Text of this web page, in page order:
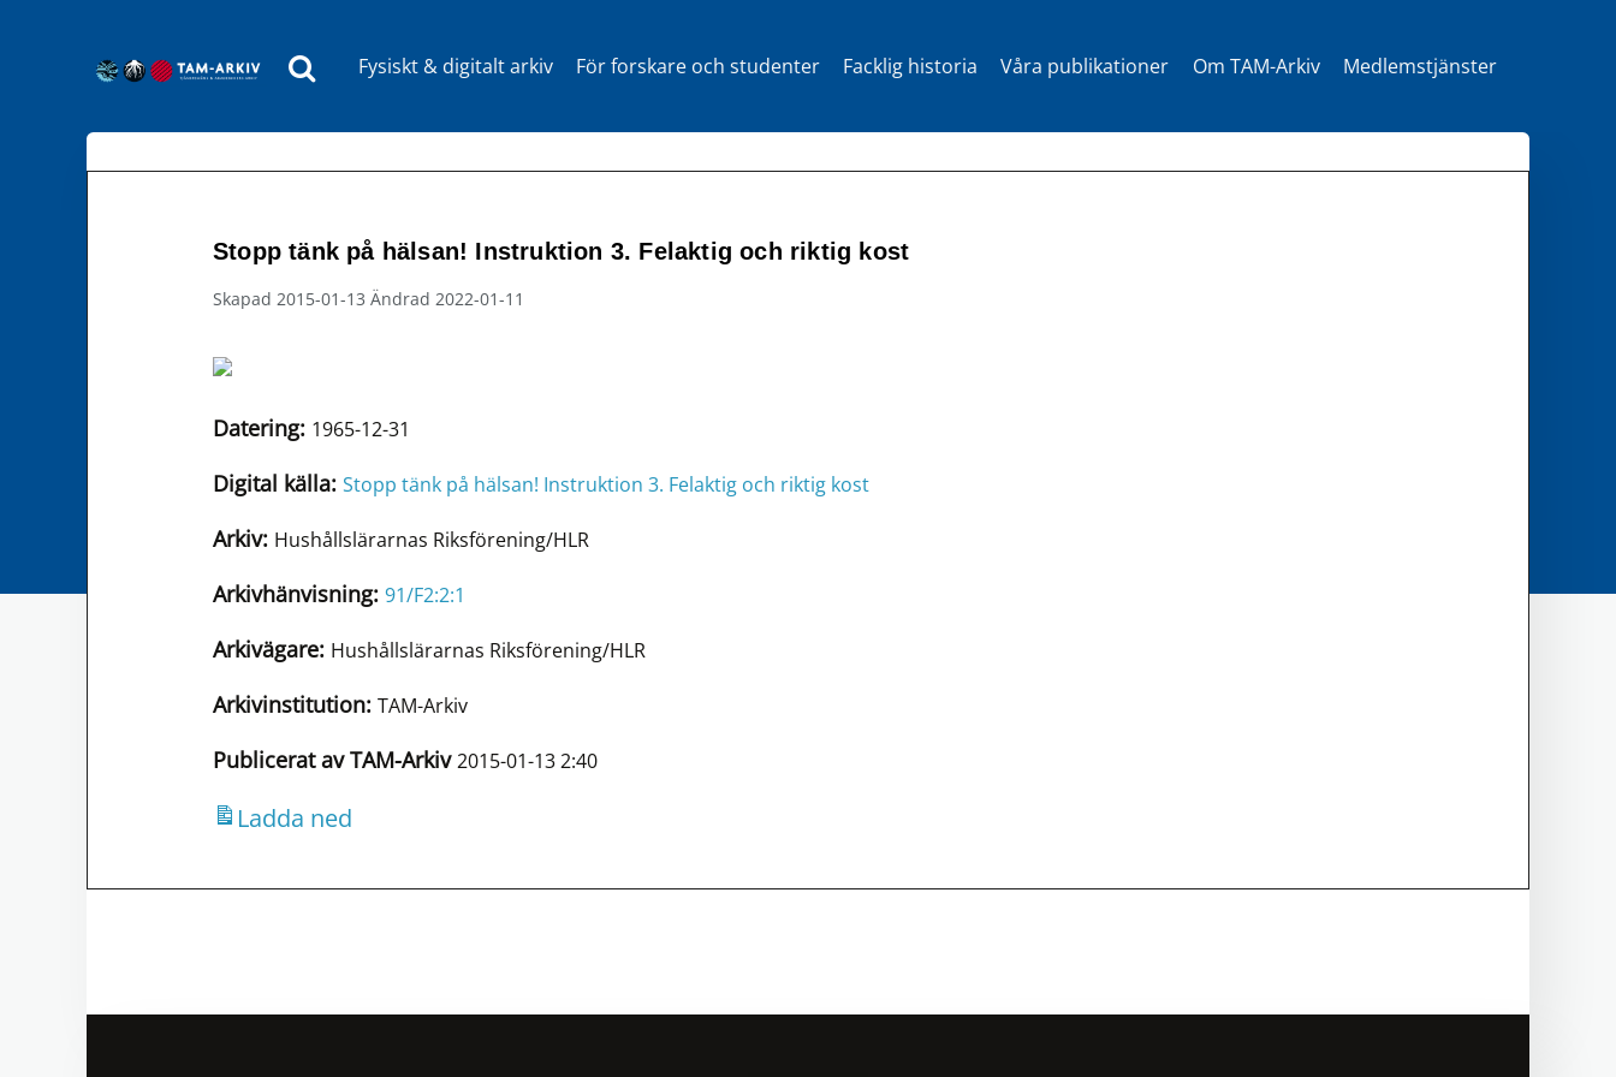
Huvudnavigering
Fysiskt & digitalt arkiv För forskare och studenter Facklig historia Våra publikationer Om TAM-Arkiv Medlemstjänster
Stopp tänk på hälsan! Instruktion 3. Felaktig och riktig kost
Skapad 2015-01-13 Ändrad 2022-01-11
Datering: 1965-12-31
Digital källa: Stopp tänk på hälsan! Instruktion 3. Felaktig och riktig kost
Arkiv: Hushållslärarnas Riksförening/HLR
Arkivhänvisning: 91/F2:2:1
Arkivägare: Hushållslärarnas Riksförening/HLR
Arkivinstitution: TAM-Arkiv
Publicerat av TAM-Arkiv2015-01-13 2:40
Ladda ned